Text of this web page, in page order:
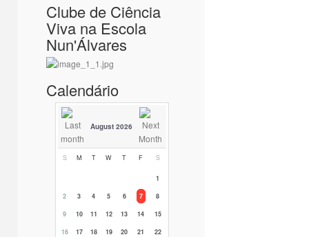
Clube de Ciência
Viva na Escola
Nun'Álvares
Calendário
August 2026
S M T W T F S
1
2
3 4 5 6 7
8
9
10 11 12 13 14
15
16
17 18 19 20 21
22